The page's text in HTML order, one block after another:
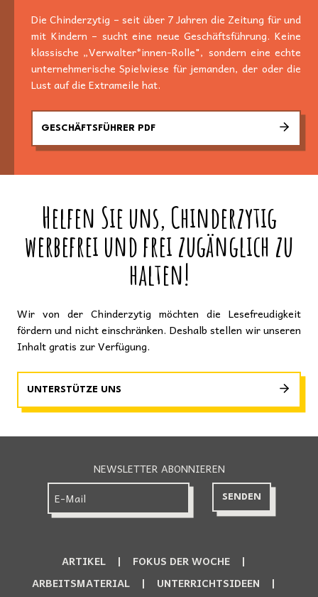
Die Chinderzytig – seit über 7 Jahren die Zeitung für und
mit Kindern – sucht eine neue Geschäftsführung. Keine
klassische „Verwalter*innen-Rolle", sondern eine echte
unternehmerische Spielwiese für jemanden, der oder die
Lust auf die Extrameile hat.
GESCHÄFTSFÜHRER PDF
Helfen Sie uns, Chinderzytig
werbefrei und frei zugänglich zu
halten!
Wir von der Chinderzytig möchten die Lesefreudigkeit
fördern und nicht einschränken. Deshalb stellen wir unseren
Inhalt gratis zur Verfügung.
UNTERSTÜTZE UNS
NEWSLETTER ABONNIEREN
ARTIKEL
FOKUS DER WOCHE
ARBEITSMATERIAL
UNTERRICHTSIDEEN